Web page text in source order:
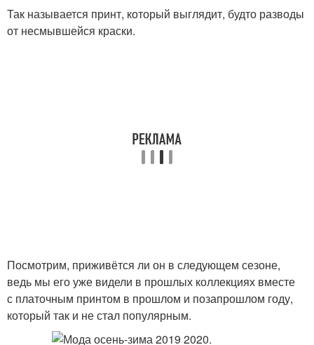
Так называется принт, который выглядит, будто разводы
от несмывшейся краски.
Посмотрим, приживётся ли он в следующем сезоне,
ведь мы его уже видели в прошлых коллекциях вместе
с платочным принтом в прошлом и позапрошлом году,
который так и не стал популярным.